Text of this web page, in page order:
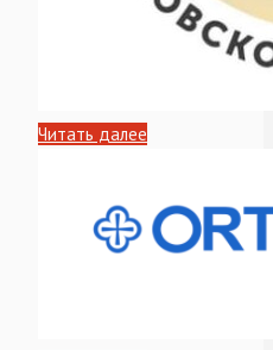
Читать далее